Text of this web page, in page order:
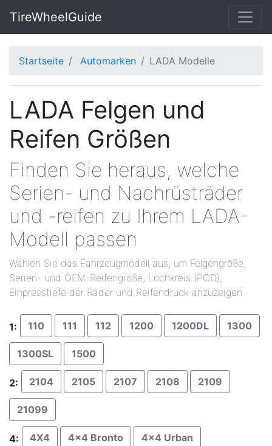
TireWheelGuide
Startseite Automarken LADA Modelle
LADA Felgen und
Reifen Größen
Finden Sie heraus, welche
Serien- und Nachrüsträder
und -reifen zu Ihrem LADA-
Modell passen
Wählen Sie das Fahrzeugmodell aus, um Felgengröße,
Serien- und OEM-Reifengröße, Lochkreis (PCD),
Einpresstiefe der Räder und Reifendruck anzuzeigen.
1: 110 111 112 1200 1200DL 1300
1300SL 1500
2: 2104 2105 2107 2108 2109
21099
4: 4X4 4x4 Bronto 4x4 Urban